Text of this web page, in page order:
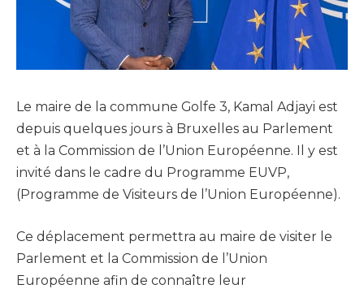
Le maire de la commune Golfe 3, Kamal Adjayi est
depuis quelques jours à Bruxelles au Parlement
et à la Commission de l’Union Européenne. Il y est
invité dans le cadre du Programme EUVP,
(Programme de Visiteurs de l’Union Européenne).
Ce déplacement permettra au maire de visiter le
Parlement et la Commission de l’Union
Européenne afin de connaître leur